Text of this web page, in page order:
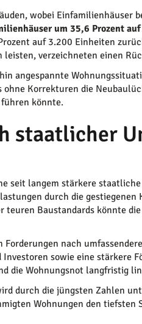
wobei Einfamilienhäuser
um 35,6 Prozent
auf 3.200 Einheiten
leisten, verzeichneten einen
angespannte
Korrekturen die
könnte.
staatlicher
seit langem stärkere
durch die
teuren Baustandards könnte
Forderungen nach
sowie eine stärkere
die Wohnungsnot langfristig
durch die jüngsten Zahlen
Wohnungen den